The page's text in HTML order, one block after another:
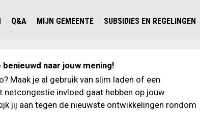
Q&A
OPLADEN
SLIM LADEN
VEILIGHEID
MIJN GEMEENTE
VVE
SUBSIDIES EN REGELINGEN
naar jouw mening!
Maak je al gebruik van slim laden of een
invloed gaat hebben op jouw
jij aan tegen de nieuwste ontwikkelingen rondom